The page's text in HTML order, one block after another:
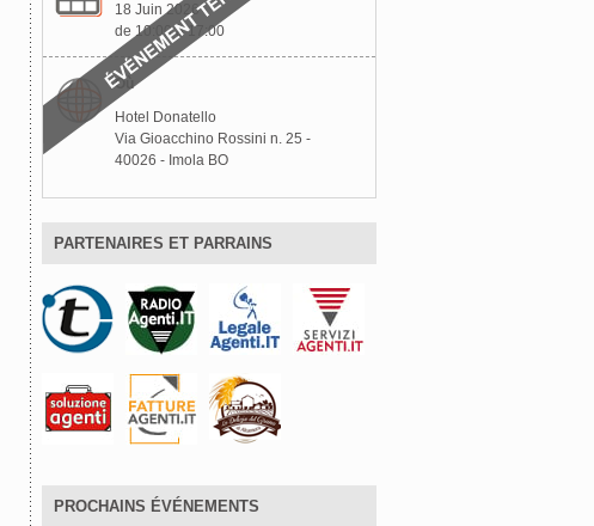
18 Juin 2026
de 10:00 à 17:00
Où
Hotel Donatello
Via Gioacchino Rossini n. 25 -
40026 - Imola BO
PARTENAIRES ET PARRAINS
PROCHAINS ÉVÉNEMENTS